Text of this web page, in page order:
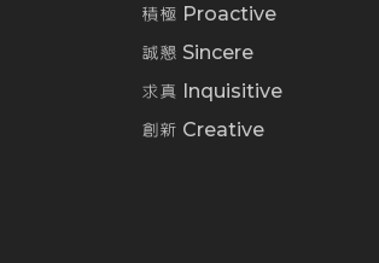
積極 Proactive
誠懇 Sincere
求真 Inquisitive
創新 Creative